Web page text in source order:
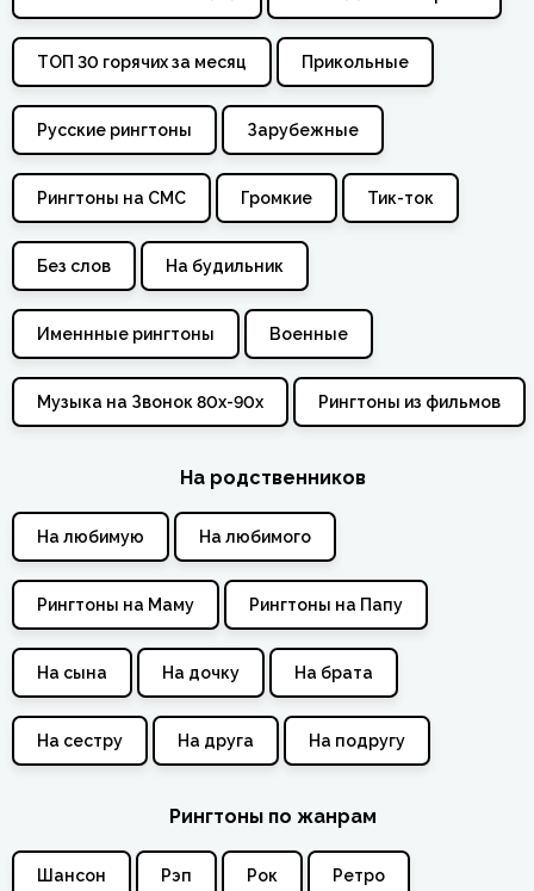
ТОП 30 горячих за месяц Прикольные
Русские рингтоны Зарубежные
Рингтоны на СМС Громкие Тик-ток
Без слов На будильник
Именнные рингтоны Военные
Музыка на Звонок 80х-90х Рингтоны из фильмов
На родственников
На любимую На любимого
Рингтоны на Маму Рингтоны на Папу
На сына На дочку На брата
На сестру На друга На подругу
Рингтоны по жанрам
Шансон Рэп Рок Ретро